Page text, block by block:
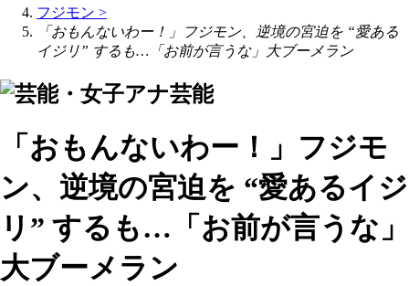
フジモン >
「おもんないわー！」フジモン、逆境の宮迫を “愛ある
イジリ” するも…「お前が言うな」大ブーメラン
芸能
「おもんないわー！」フジモ
ン、逆境の宮迫を “愛あるイジ
リ” するも…「お前が言うな」
大ブーメラン